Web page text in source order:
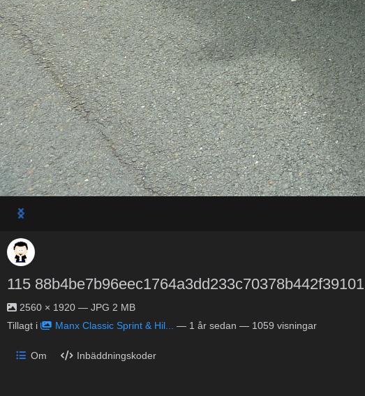
115 88b4be7b96eec1764a3dd233c70378b442f39101
2560 × 1920 — JPG 2 MB
Tillagt i
Manx Classic Sprint & Hil... — 1 år sedan — 1059 visningar
Om Inbäddningskoder